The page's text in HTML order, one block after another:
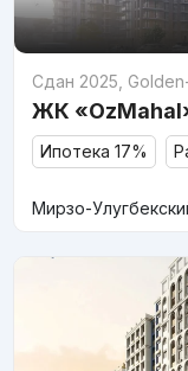
Сдан 2025
ЖК
Ипотека 17%
Мирзо-